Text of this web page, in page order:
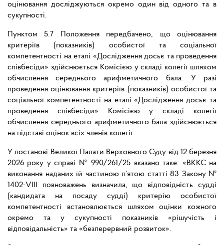
оцінювання досліджуються окремо один від одного та в
сукупності.
Пунктом 5.7 Положення передбачено, що оцінювання
критеріїв (показників) особистої та соціальної
компетентності на етапі «Дослідження досьє та проведення
співбесіди» здійснюється Комісією у складі колегії шляхом
обчислення середнього арифметичного бала. У разі
проведення оцінювання критеріїв (показників) особистої та
соціальної компетентності на етапі «Дослідження досьє та
проведення співбесіди» Комісією у складі колегії
обчислення середнього арифметичного бала здійснюється
на підставі оцінок всіх членів колегії.
У постанові Великої Палати Верховного Суду від 12 березня
2026 року у справі № 990/261/25 вказано таке: «ВККС на
виконання наданих їй частиною п’ятою статті 83 Закону №
1402-VIII повноважень визначила, що відповідність судді
(кандидата на посаду судді) критерію особистої
компетентності встановлюється шляхом оцінки кожного
окремо та у сукупності показників «рішучість і
відповідальність» та «безперервний розвиток».